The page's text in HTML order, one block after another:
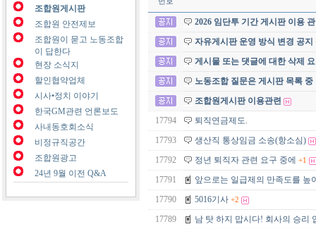
조합원게시판
조합원 안전제보
조합원이 묻고 노동조합
이 답한다
현장 소식지
할인협약업체
시사•정치 이야기
한국GM관련 언론보도
사내동호회소식
비정규직공간
조합원광고
24년 9월 이전 Q&A
2026 임단투 기간 게시판 이용
자유게시판 운영 방식 변경 공지
게시물 또는 댓글에 대한 삭제
노동조합 질문은 게시판 목록
조합원게시판 이용관련
17794
퇴직연금제도.
17793
생산직 통상임금 소송(항소심)
17792
정년 퇴직자 관련 요구 중에 +1
17791
앞으로는 일급제의 만족도를 높
17790
5016기사 +2
17789
남 탓 하지 맙시다! 회사의 승리